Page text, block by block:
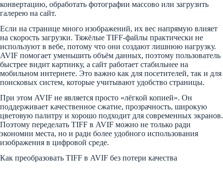
конвертацию, обработать фотографии массово или загрузить
галерею на сайт.
Если на странице много изображений, их вес напрямую влияет
на скорость загрузки. Тяжёлые TIFF-файлы практически не
используют в вебе, потому что они создают лишнюю нагрузку.
AVIF помогает уменьшить объём данных, поэтому пользователь
быстрее видит картинку, а сайт работает стабильнее на
мобильном интернете. Это важно как для посетителей, так и для
поисковых систем, которые учитывают удобство страницы.
При этом AVIF не является просто «лёгкой копией». Он
поддерживает качественное сжатие, прозрачность, широкую
цветовую палитру и хорошо подходит для современных экранов.
Поэтому переделать TIFF в AVIF можно не только ради
экономии места, но и ради более удобного использования
изображения в цифровой среде.
Как преобразовать TIFF в AVIF без потери качества